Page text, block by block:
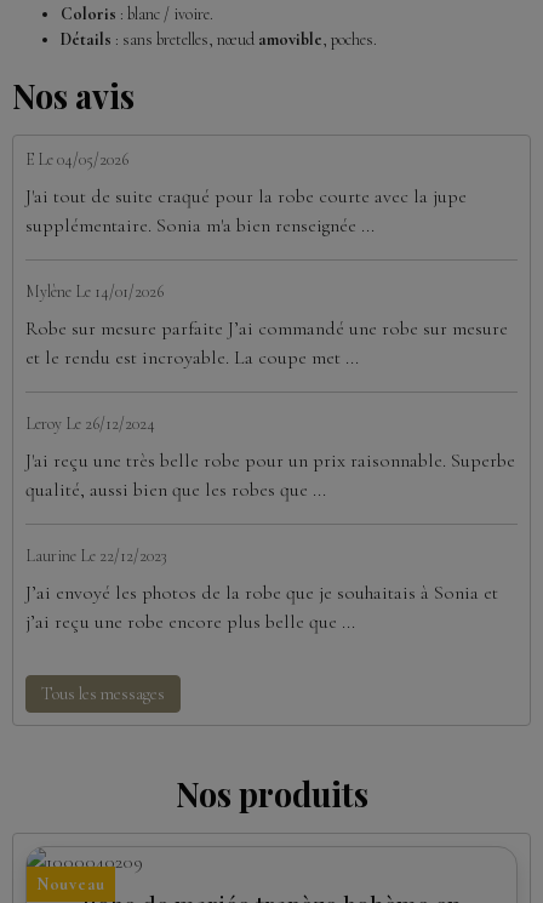
Coloris : blanc / ivoire.
Détails : sans bretelles, nœud amovible, poches.
Nos avis
E Le 04/05/2026
J'ai tout de suite craqué pour la robe courte avec la jupe
supplémentaire. Sonia m'a bien renseignée ...
Mylène Le 14/01/2026
Robe sur mesure parfaite J’ai commandé une robe sur mesure
et le rendu est incroyable. La coupe met ...
Leroy Le 26/12/2024
J'ai reçu une très belle robe pour un prix raisonnable. Superbe
qualité, aussi bien que les robes que ...
Laurine Le 22/12/2023
J’ai envoyé les photos de la robe que je souhaitais à Sonia et
j’ai reçu une robe encore plus belle que ...
Tous les messages
Nos produits
Nouveau